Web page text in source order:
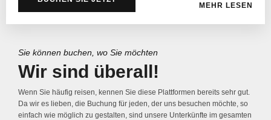
MEHR LESEN
Sie können buchen, wo Sie möchten
Wir sind überall!
Wenn Sie häufig reisen, kennen Sie diese Plattformen bereits sehr gut.
Da wir es lieben, die Buchung für jeden, der uns besuchen möchte, so
einfach wie möglich zu gestalten, sind unsere Unterkünfte im gesamten